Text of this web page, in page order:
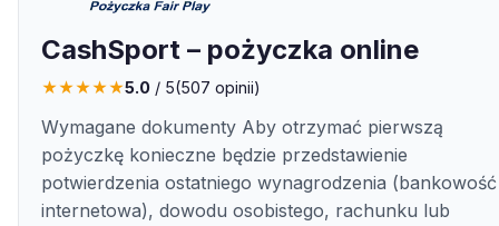
CashSport – pożyczka online
★★★★★5.0 / 5(507 opinii)
Wymagane dokumenty Aby otrzymać pierwszą
pożyczkę konieczne będzie przedstawienie
potwierdzenia ostatniego wynagrodzenia (bankowość
internetowa), dowodu osobistego, rachunku lub